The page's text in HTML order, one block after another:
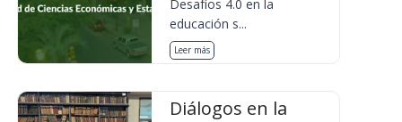
Desafíos 4.0 en la
educación s...
Leer más
Diálogos en la